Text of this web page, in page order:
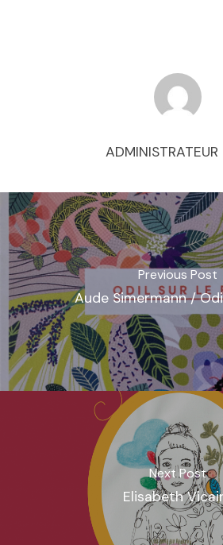
Previous Post
Aude Simermann /
Next Post
Elisabeth